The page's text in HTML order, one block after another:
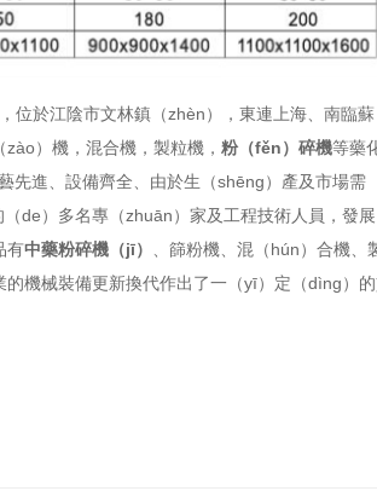
位於江陰市文林鎮（zhèn），東連上海、南臨蘇
）機， 混合機 ，製粒機， 粉（fěn）碎機等藥
先進、設備齊全、由於生（shēng）產及市場需
de）多名專（zhuān）家及工程技術人員，發
有中藥粉碎機（jī） 、篩粉機、混（hún）合機、
機械裝備更新換代作出了一（yī）定（dìng）